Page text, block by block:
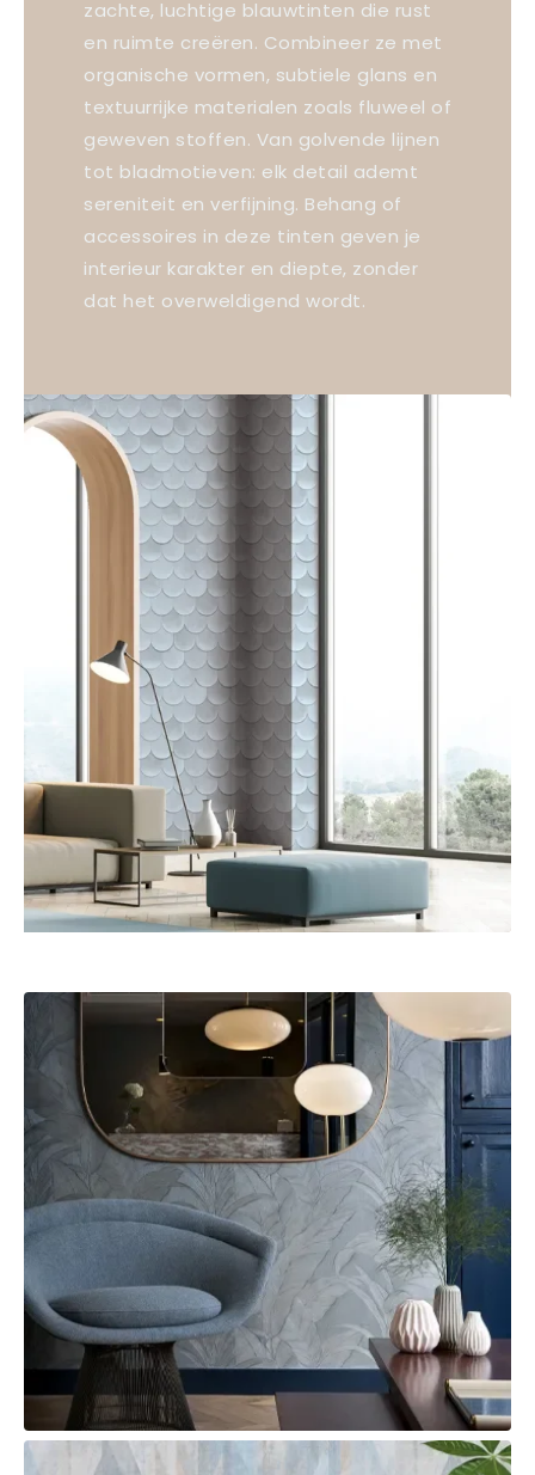
zachte, luchtige blauwtinten die rust
en ruimte creëren. Combineer ze met
organische vormen, subtiele glans en
textuurrijke materialen zoals fluweel of
geweven stoffen. Van golvende lijnen
tot bladmotieven: elk detail ademt
sereniteit en verfijning. Behang of
accessoires in deze tinten geven je
interieur karakter en diepte, zonder
dat het overweldigend wordt.